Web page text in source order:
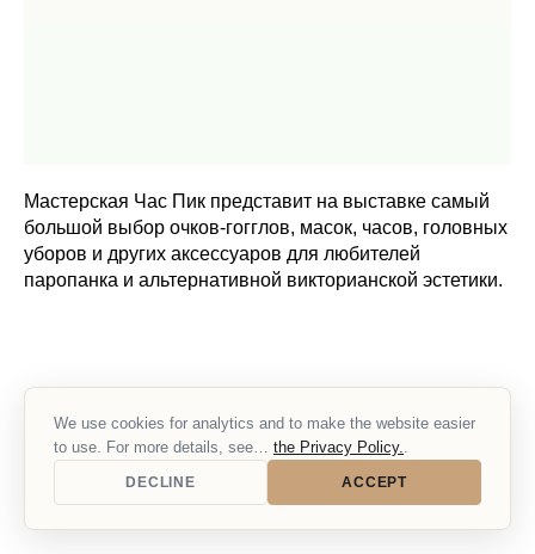
We use cookies for analytics and to make the website easier
to use. For more details, see… the Privacy Policy..
DECLINE ACCEPT
Мастерская Час Пик представит на выставке самый
большой выбор очков-гогглов, масок, часов, головных
уборов и других аксессуаров для любителей
паропанка и альтернативной викторианской эстетики.